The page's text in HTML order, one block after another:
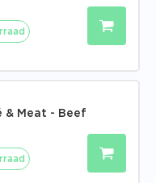
& Meat - Beef